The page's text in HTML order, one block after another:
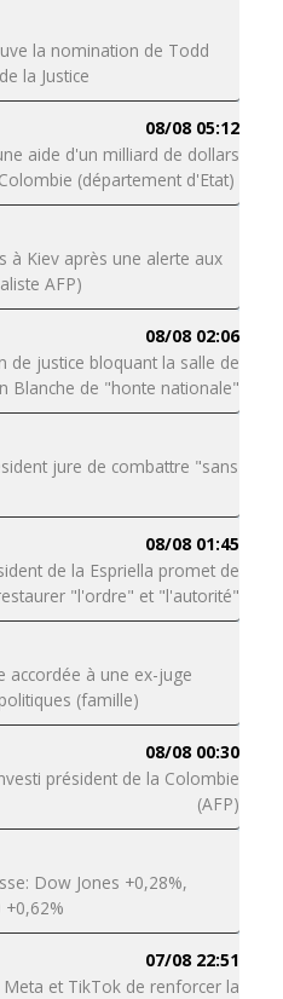
la nomination de Todd
la Justice
08/08 05:12
aide d'un milliard de dollars
(département d'Etat)
à Kiev après une alerte aux
AFP)
08/08 02:06
de justice bloquant la salle de
Blanche de "honte nationale"
jure de combattre "sans
08/08 01:45
de la Espriella promet de
"l'ordre" et "l'autorité"
accordée à une ex-juge
(famille)
08/08 00:30
président de la Colombie
(AFP)
Dow Jones +0,28%,
+0,62%
07/08 22:51
Meta et TikTok de renforcer la